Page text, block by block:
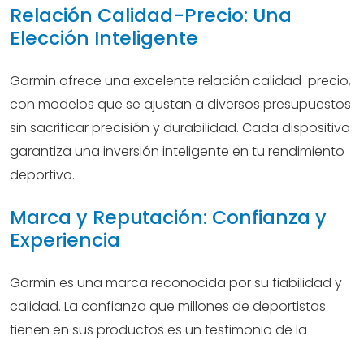
Relación Calidad-Precio: Una
Elección Inteligente
Garmin ofrece una excelente relación calidad-precio,
con modelos que se ajustan a diversos presupuestos
sin sacrificar precisión y durabilidad. Cada dispositivo
garantiza una inversión inteligente en tu rendimiento
deportivo.
Marca y Reputación: Confianza y
Experiencia
Garmin es una marca reconocida por su fiabilidad y
calidad. La confianza que millones de deportistas
tienen en sus productos es un testimonio de la